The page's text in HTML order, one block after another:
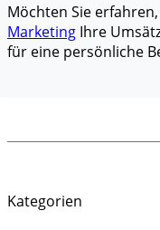
Möchten Sie
Marketing Ihre
für eine persönliche
Kategorien